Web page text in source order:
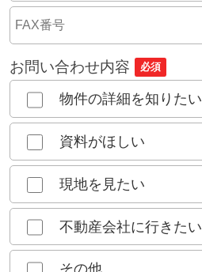
お問い合わせ内容 必須
物件の詳細を知りたい
資料がほしい
現地を見たい
不動産会社に行きたい